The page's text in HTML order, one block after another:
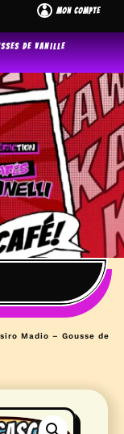
 Mon Compte
de vanille
Madio – Gousse de